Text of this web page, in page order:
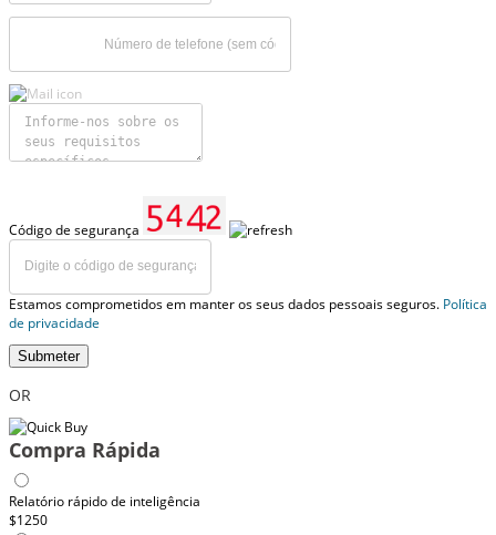
Código de segurança
Estamos comprometidos em manter os seus dados pessoais seguros. Política
de privacidade
Submeter
OR
Compra Rápida
Relatório rápido de inteligência
$1250